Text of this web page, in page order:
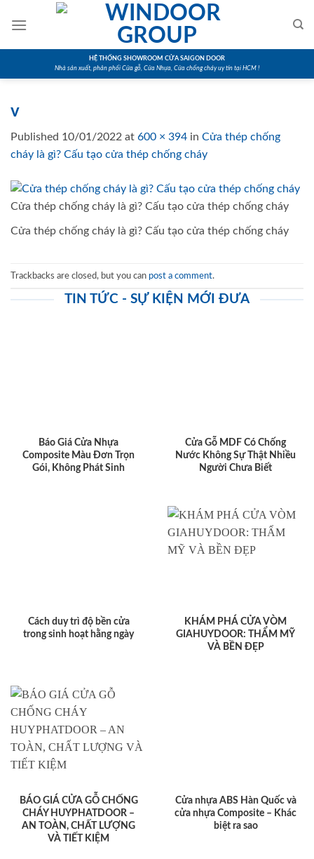
HỆ THỐNG SHOWROOM CỬA SAIGON DOOR
Nhà sản xuất, phân phối Cửa gỗ, Cửa Nhựa, Cửa chống cháy uy tín tại HCM !
v
Published 10/01/2022 at 600 × 394 in Cửa thép chống
cháy là gì? Cấu tạo cửa thép chống cháy
Cửa thép chống cháy là gì? Cấu tạo cửa thép chống cháy
Cửa thép chống cháy là gì? Cấu tạo cửa thép chống cháy
Trackbacks are closed, but you can post a comment.
TIN TỨC - SỰ KIỆN MỚI ĐƯA
Báo Giá Cửa Nhựa
Composite Màu Đơn Trọn
Gói, Không Phát Sinh
Cửa Gỗ MDF Có Chống
Nước Không Sự Thật Nhiều
Người Chưa Biết
Cách duy trì độ bền cửa
trong sinh hoạt hằng ngày
KHÁM PHÁ CỬA VÒM
GIAHUYDOOR: THẨM MỸ
VÀ BỀN ĐẸP
BÁO GIÁ CỬA GỖ CHỐNG
CHÁY HUYPHATDOOR –
AN TOÀN, CHẤT LƯỢNG
VÀ TIẾT KIỆM
Cửa nhựa ABS Hàn Quốc và
cửa nhựa Composite – Khác
biệt ra sao